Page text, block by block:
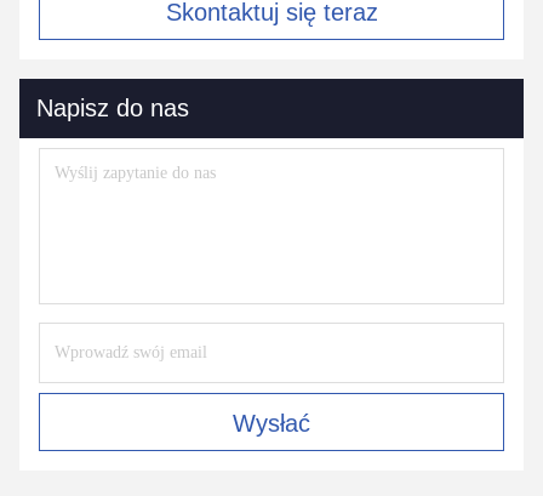
Skontaktuj się teraz
Napisz do nas
Wysłać